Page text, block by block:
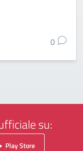
0
su:
Play Store